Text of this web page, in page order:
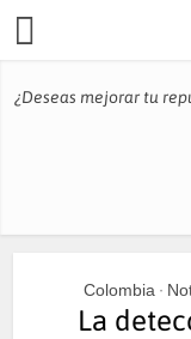
¿Deseas mejorar tu
Colombia •
La